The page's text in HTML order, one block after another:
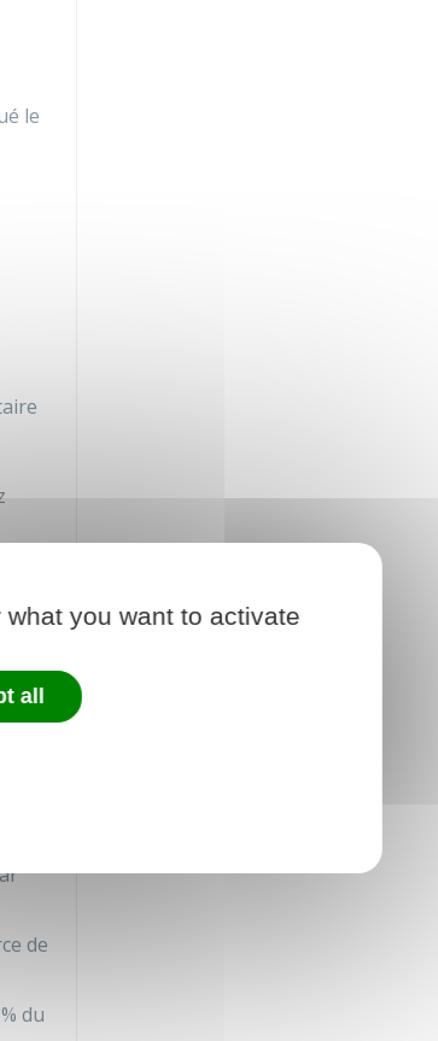
le
de
du
you want to activate
all